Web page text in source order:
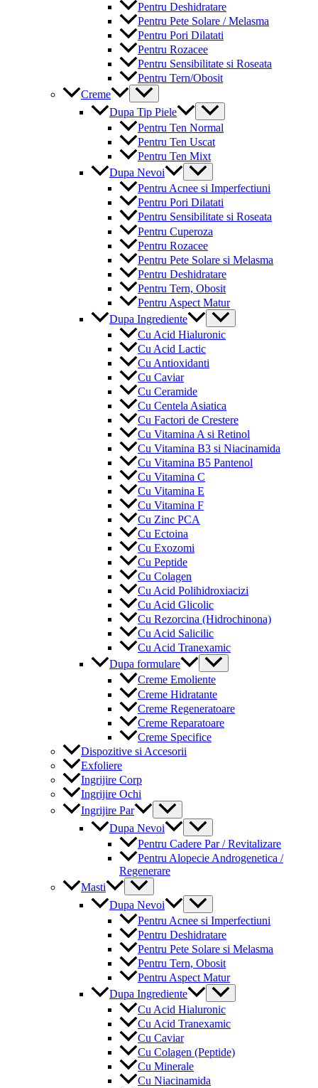
Pentru Deshidratare
Pentru Pete Solare / Melasma
Pentru Pori Dilatati
Pentru Rozacee
Pentru Sensibilitate si Roseata
Pentru Tern/Obosit
Creme
Menu
Toggle
Dupa Tip Piele
Menu
Toggle
Pentru Ten Normal
Pentru Ten Uscat
Pentru Ten Mixt
Dupa Nevoi
Menu
Toggle
Pentru Acnee si Imperfectiuni
Pentru Pori Dilatati
Pentru Sensibilitate si Roseata
Pentru Cuperoza
Pentru Rozacee
Pentru Pete Solare si Melasma
Pentru Deshidratare
Pentru Tern, Obosit
Pentru Aspect Matur
Dupa Ingrediente
Menu
Toggle
Cu Acid Hialuronic
Cu Acid Lactic
Cu Antioxidanti
Cu Caviar
Cu Ceramide
Cu Centela Asiatica
Cu Factori de Crestere
Cu Vitamina A si Retinol
Cu Vitamina B3 si Niacinamida
Cu Vitamina B5 Pantenol
Cu Vitamina C
Cu Vitamina E
Cu Vitamina F
Cu Zinc PCA
Cu Ectoina
Cu Exozomi
Cu Peptide
Cu Colagen
Cu Acid Polihidroxiacizi
Cu Acid Glicolic
Cu Rezorcina (Hidrochinona)
Cu Acid Salicilic
Cu Acid Tranexamic
Dupa formulare
Menu
Toggle
Creme Emoliente
Creme Hidratante
Creme Regeneratoare
Creme Reparatoare
Creme Specifice
Dispozitive si Accesorii
Exfoliere
Ingrijire Corp
Ingrijire Ochi
Ingrijire Par
Menu
Toggle
Dupa Nevoi
Menu
Toggle
Pentru Cadere Par / Revitalizare
Pentru Alopecie Androgenetica /
Regenerare
Masti
Menu
Toggle
Dupa Nevoi
Menu
Toggle
Pentru Acnee si Imperfectiuni
Pentru Deshidratare
Pentru Pete Solare si Melasma
Pentru Tern, Obosit
Pentru Aspect Matur
Dupa Ingrediente
Menu
Toggle
Cu Acid Hialuronic
Cu Acid Tranexamic
Cu Caviar
Cu Colagen (Peptide)
Cu Minerale
Cu Niacinamida